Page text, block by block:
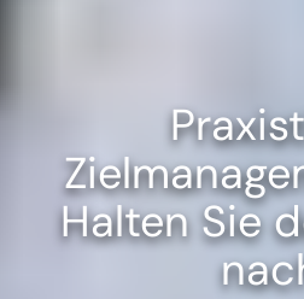
Halten Sie